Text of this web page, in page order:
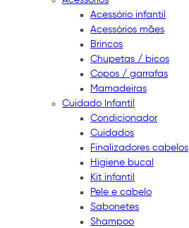
Acessório infantil
Acessórios mães
Brincos
Chupetas / bicos
Copos / garrafas
Mamadeiras
Cuidado Infantil
Condicionador
Cuidados
Finalizadores cabelos
Higiene bucal
Kit infantil
Pele e cabelo
Sabonetes
Shampoo